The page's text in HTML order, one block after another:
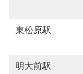
東松原駅
明大前駅